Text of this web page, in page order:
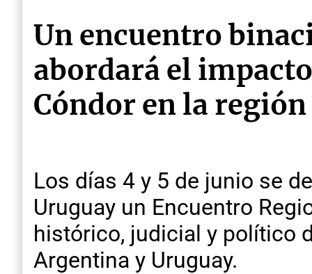
Un encuentro
abordará el
Cóndor en la región
Los días 4 y 5 de junio se
Uruguay un Encuentro
histórico, judicial y político
Argentina y Uruguay.